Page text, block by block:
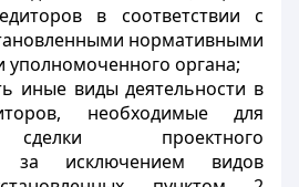
в соответствии с
нормативными
органа;
иные виды деятельности в
необходимые для
проектного
за исключением видов